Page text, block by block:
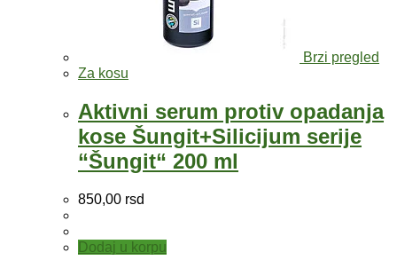
Brzi pregled
Za kosu
Aktivni serum protiv opadanja
kose Šungit+Silicijum serije
“Šungit“ 200 ml
850,00 rsd
Dodaj u korpu